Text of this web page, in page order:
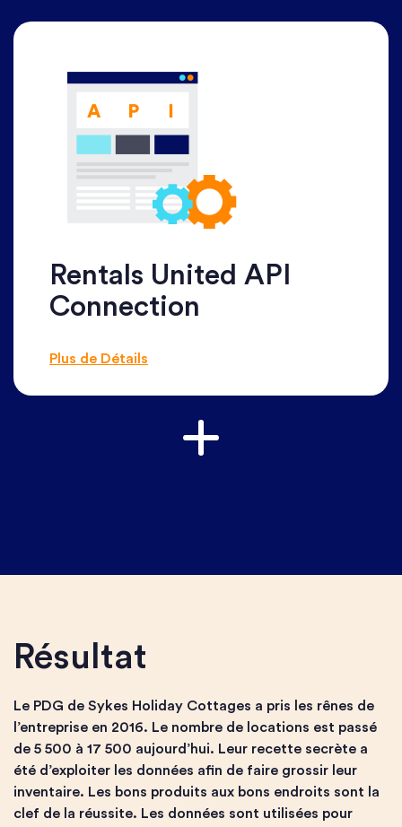
Rentals United API
Connection
Plus de Détails
Résultat
Le PDG de Sykes Holiday Cottages a pris les rênes de
l’entreprise en 2016. Le nombre de locations est passé
de 5 500 à 17 500 aujourd’hui. Leur recette secrète a
été d’exploiter les données afin de faire grossir leur
inventaire. Les bons produits aux bons endroits sont la
clef de la réussite. Les données sont utilisées pour